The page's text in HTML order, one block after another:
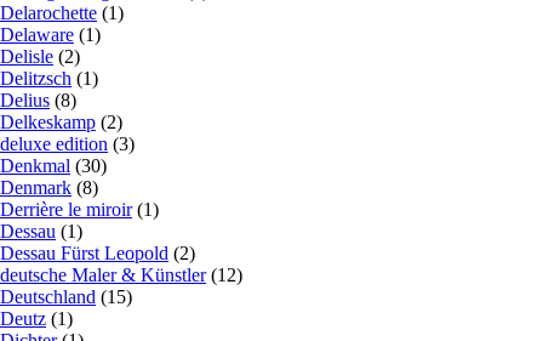
Delarochette (1)
Delaware (1)
Delisle (2)
Delitzsch (1)
Delius (8)
Delkeskamp (2)
deluxe edition (3)
Denkmal (30)
Denmark (8)
Derrière le miroir (1)
Dessau (1)
Dessau Fürst Leopold (2)
deutsche Maler & Künstler (12)
Deutschland (15)
Deutz (1)